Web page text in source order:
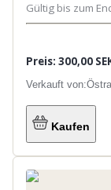
Gültig bis zum
Preis: 300,00
Verkauft von:
Kaufen